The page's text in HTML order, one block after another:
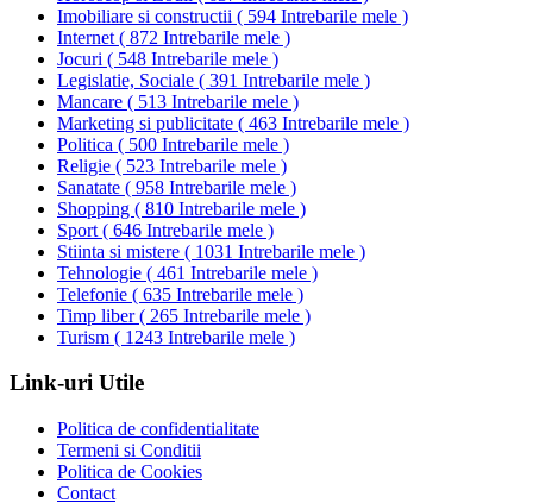
Imobiliare si constructii ( 594 Intrebarile mele )
Internet ( 872 Intrebarile mele )
Jocuri ( 548 Intrebarile mele )
Legislatie, Sociale ( 391 Intrebarile mele )
Mancare ( 513 Intrebarile mele )
Marketing si publicitate ( 463 Intrebarile mele )
Politica ( 500 Intrebarile mele )
Religie ( 523 Intrebarile mele )
Sanatate ( 958 Intrebarile mele )
Shopping ( 810 Intrebarile mele )
Sport ( 646 Intrebarile mele )
Stiinta si mistere ( 1031 Intrebarile mele )
Tehnologie ( 461 Intrebarile mele )
Telefonie ( 635 Intrebarile mele )
Timp liber( 265 Intrebarile mele )
Turism ( 1243 Intrebarile mele )
Link-uri Utile
Politica de confidentialitate
Termeni si Conditii
Politica de Cookies
Contact